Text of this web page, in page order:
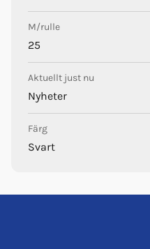
M/rulle
25
Aktuellt just nu
Nyheter
Färg
Svart